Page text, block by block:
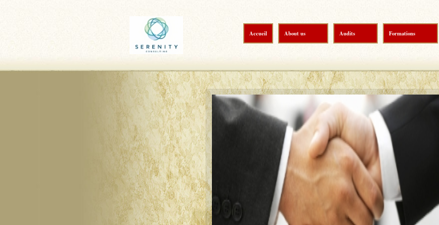
Accueil About us Audits Formations